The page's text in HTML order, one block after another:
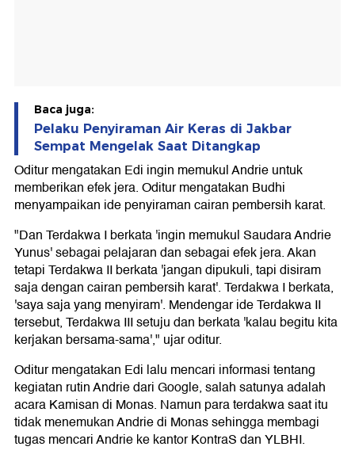
Baca juga:
Pelaku Penyiraman Air Keras di Jakbar
Sempat Mengelak Saat Ditangkap
Oditur mengatakan Edi ingin memukul Andrie untuk
memberikan efek jera. Oditur mengatakan Budhi
menyampaikan ide penyiraman cairan pembersih karat.
"Dan Terdakwa I berkata 'ingin memukul Saudara Andrie
Yunus' sebagai pelajaran dan sebagai efek jera. Akan
tetapi Terdakwa II berkata 'jangan dipukuli, tapi disiram
saja dengan cairan pembersih karat'. Terdakwa I berkata,
'saya saja yang menyiram'. Mendengar ide Terdakwa II
tersebut, Terdakwa III setuju dan berkata 'kalau begitu kita
kerjakan bersama-sama'," ujar oditur.
Oditur mengatakan Edi lalu mencari informasi tentang
kegiatan rutin Andrie dari Google, salah satunya adalah
acara Kamisan di Monas. Namun para terdakwa saat itu
tidak menemukan Andrie di Monas sehingga membagi
tugas mencari Andrie ke kantor KontraS dan YLBHI.